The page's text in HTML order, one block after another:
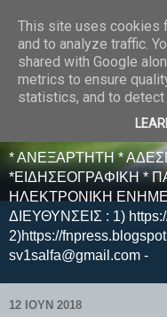
E F E N P
* ΑΝΕΞΑΡΤΗΤΗ *
*ΕΙΔΗΣΕΟΓΡΑΦΙΚΗ *
ΗΛΕΚΤΡΟΝΙΚΗ
ΔΙΕΥΘΥΝΣΕΙΣ : 1)
2)https://
sv1salfa@gmail.com -
12 ΙΟΥΝ 2018
This site uses cookies
and to analyze traffic.
shared with Google
metrics to ensure
statistics, and to